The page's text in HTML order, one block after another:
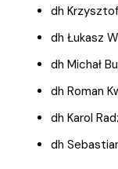
dh
dh Łukasz
dh Michał
dh Roman
dh Karol
dh